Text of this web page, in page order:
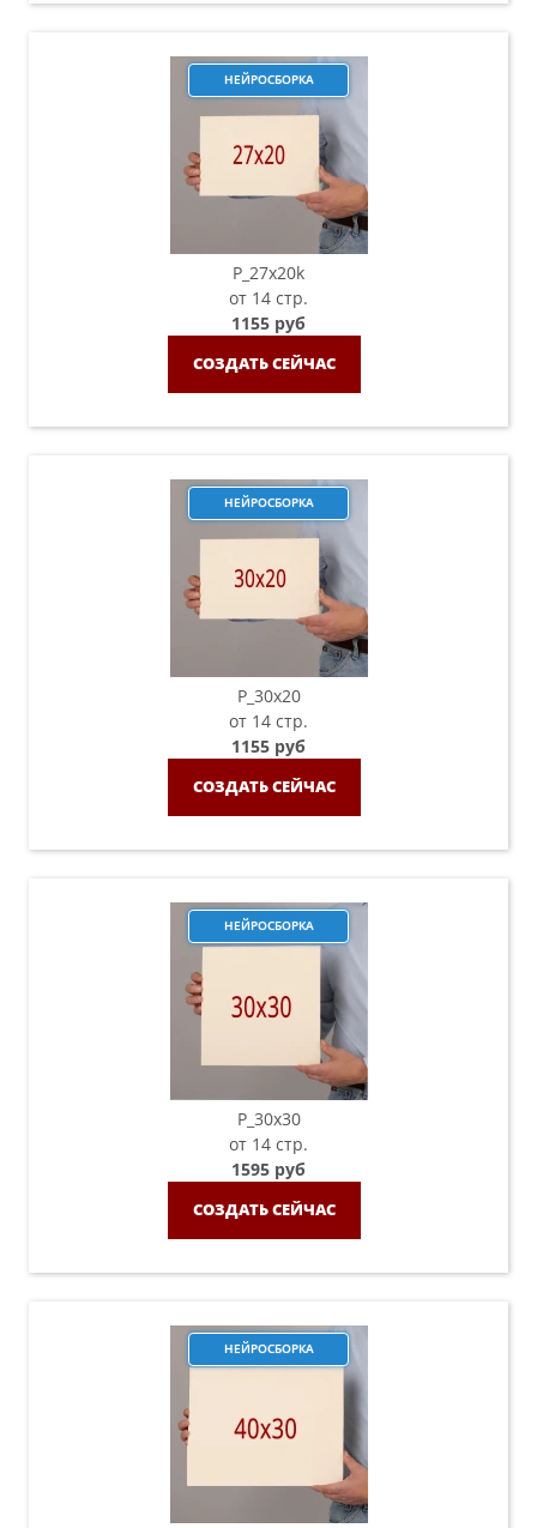
НЕЙРОСБОРКА
P_27х20k
от 14 стр.
1155 руб
СОЗДАТЬ СЕЙЧАС
НЕЙРОСБОРКА
P_30х20
от 14 стр.
1155 руб
СОЗДАТЬ СЕЙЧАС
НЕЙРОСБОРКА
P_30х30
от 14 стр.
1595 руб
СОЗДАТЬ СЕЙЧАС
НЕЙРОСБОРКА